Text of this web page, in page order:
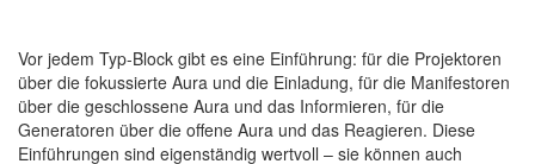
Vor jedem Typ-Block gibt es eine Einführung: für die Projektoren
über die fokussierte Aura und die Einladung, für die Manifestoren
über die geschlossene Aura und das Informieren, für die
Generatoren über die offene Aura und das Reagieren. Diese
Einführungen sind eigenständig wertvoll – sie können auch